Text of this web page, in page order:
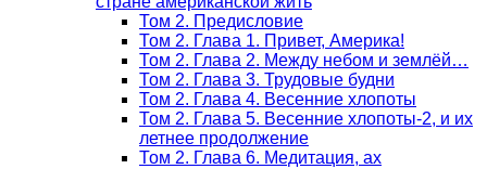
Том 2. Предисловие
Том 2. Глава 1. Привет, Америка!
Том 2. Глава 2. Между небом и землёй…
Том 2. Глава 3. Трудовые будни
Том 2. Глава 4. Весенние хлопоты
Том 2. Глава 5. Весенние хлопоты-2, и их
летнее продолжение
Том 2. Глава 6. Медитация, ах